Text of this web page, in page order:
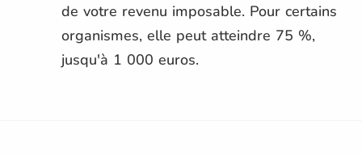
de votre revenu imposable. Pour certains
organismes, elle peut atteindre 75 %,
jusqu'à 1 000 euros.